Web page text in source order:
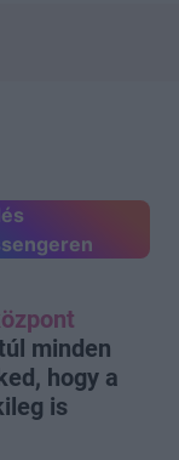
minden
hogy a
is